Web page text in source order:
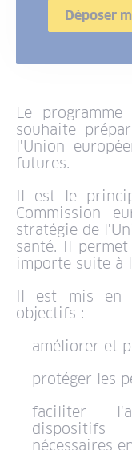
Déposer
Le
souhaite
l'Union
futures.
Il est le
Commission
stratégie de
santé. Il
importe suite à
Il est mis en
objectifs :
améliorer et
protéger les
faciliter
nécessaires